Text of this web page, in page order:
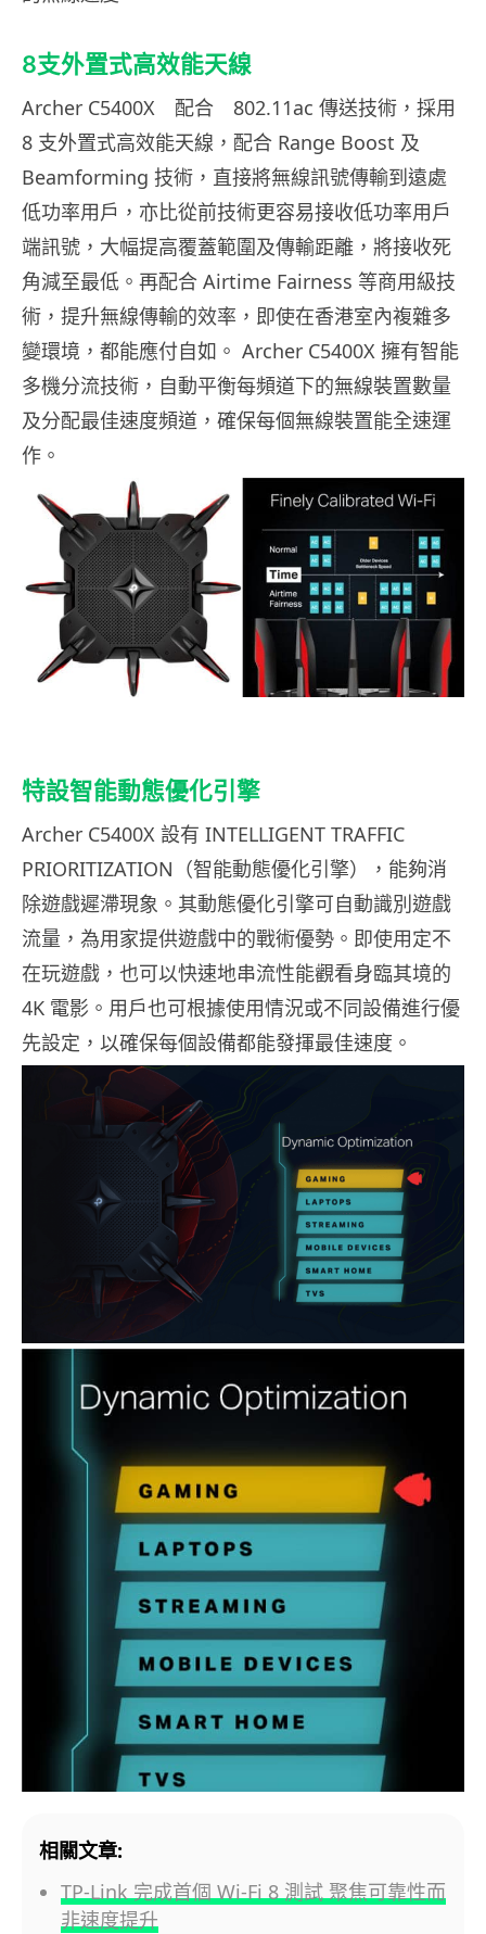
8支外置式高效能天線
Archer C5400X 配合 802.11ac 傳送技術，採用
8 支外置式高效能天線，配合 Range Boost 及
Beamforming 技術，直接將無線訊號傳輸到遠處
低功率用戶，亦比從前技術更容易接收低功率用戶
端訊號，大幅提高覆蓋範圍及傳輸距離，將接收死
角減至最低。再配合 Airtime Fairness 等商用級技
術，提升無線傳輸的效率，即使在香港室內複雜多
變環境，都能應付自如。 Archer C5400X 擁有智能
多機分流技術，自動平衡每頻道下的無線裝置數量
及分配最佳速度頻道，確保每個無線裝置能全速運
作。
特設智能動態優化引擎
Archer C5400X 設有 INTELLIGENT TRAFFIC
PRIORITIZATION（智能動態優化引擎），能夠消
除遊戲遲滯現象。其動態優化引擎可自動識別遊戲
流量，為用家提供遊戲中的戰術優勢。即使用定不
在玩遊戲，也可以快速地串流性能觀看身臨其境的
4K 電影。用戶也可根據使用情況或不同設備進行優
先設定，以確保每個設備都能發揮最佳速度。
相關文章:
TP-Link 完成首個 Wi-Fi 8 測試 聚焦可靠性而
非速度提升